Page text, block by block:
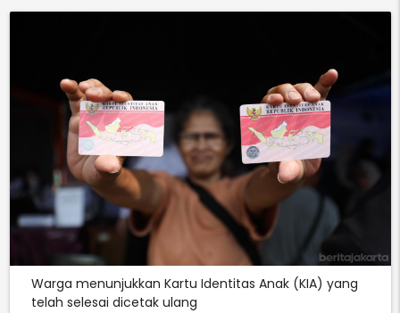
Warga menunjukkan Kartu Identitas Anak (KIA) yang
telah selesai dicetak ulang